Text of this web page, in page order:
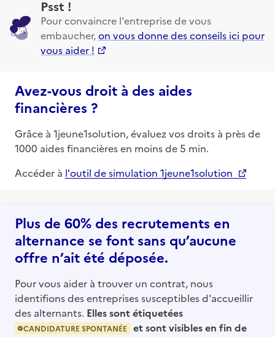
Psst !
Pour convaincre l'entreprise de vous
embaucher,on vous donne des conseils ici pour
vous aider !
Avez-vous droit à des aides
financières ?
Grâce à 1jeune1solution, évaluez vos droits à près de
1000 aides financières en moins de 5 min.
Accéder à l'outil de simulation 1jeune1solution
Plus de 60% des recrutements en
alternance se font sans qu’aucune
offre n’ait été déposée.
Pour vous aider à trouver un contrat, nous
identifions des entreprises susceptibles d'accueillir
des alternants. Elles sont étiquetées
CANDIDATURE SPONTANÉE
et sont visibles en fin de